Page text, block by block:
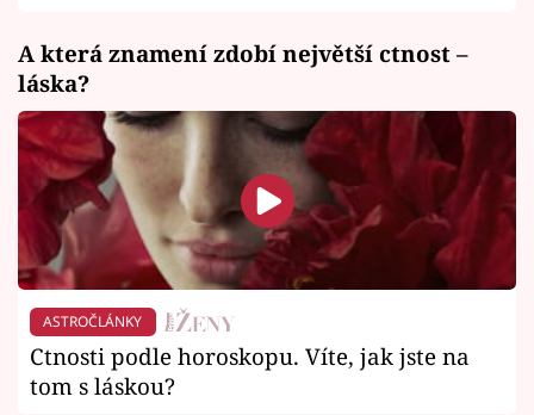
A která znamení zdobí největší ctnost –
láska?
ASTROČLÁNKY
Ctnosti podle horoskopu. Víte, jak jste na
tom s láskou?